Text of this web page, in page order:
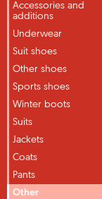
Accessories and
additions
Underwear
Suit shoes
Other shoes
Sports shoes
Winter boots
Suits
Jackets
Coats
Pants
Other